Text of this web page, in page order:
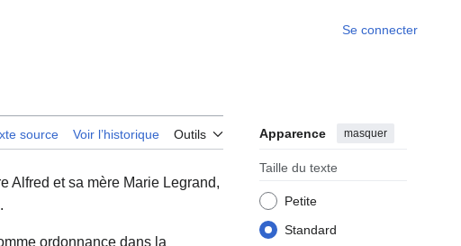
Se connecter
source Voir l’historique Outils Apparence masquer
Taille du texte
Petite
Standard
Alfred et sa mère Marie Legrand,
ordonnance dans la